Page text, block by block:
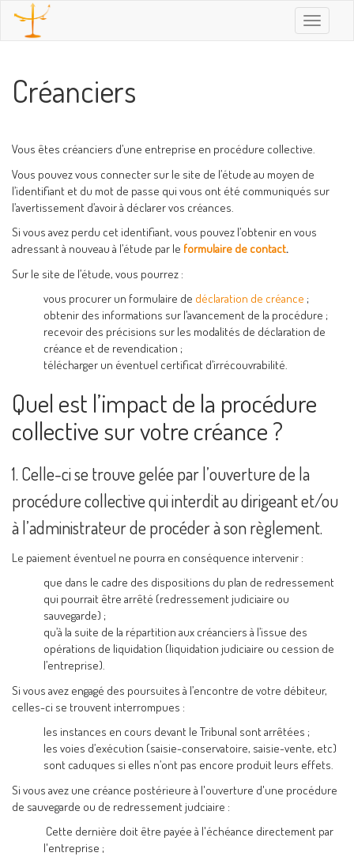
Toggle
Créanciers
Vous êtes créanciers d’une entreprise en procédure collective.
Vous pouvez vous connecter sur le site de l’étude au moyen de
l’identifiant et du mot de passe qui vous ont été communiqués sur
l’avertissement d’avoir à déclarer vos créances.
Si vous avez perdu cet identifiant, vous pouvez l’obtenir en vous
adressant à nouveau à l’étude par le formulaire de contact.
Sur le site de l’étude, vous pourrez :
vous procurer un formulaire de déclaration de créance ;
obtenir des informations sur l’avancement de la procédure ;
recevoir des précisions sur les modalités de déclaration de
créance et de revendication ;
télécharger un éventuel certificat d’irrécouvrabilité.
Quel est l’impact de la procédure
collective sur votre créance ?
1. Celle-ci se trouve gelée par l’ouverture de la
procédure collective qui interdit au dirigeant et/ou
à l’administrateur de procéder à son règlement.
Le paiement éventuel ne pourra en conséquence intervenir :
que dans le cadre des dispositions du plan de redressement
qui pourrait être arrêté (redressement judiciaire ou
sauvegarde) ;
qu’à la suite de la répartition aux créanciers à l’issue des
opérations de liquidation (liquidation judiciaire ou cession de
l’entreprise).
Si vous avez engagé des poursuites à l’encontre de votre débiteur,
celles-ci se trouvent interrompues :
les instances en cours devant le Tribunal sont arrêtées ;
les voies d’exécution (saisie-conservatoire, saisie-vente, etc)
sont caduques si elles n’ont pas encore produit leurs effets.
Si vous avez une créance postérieure à l'ouverture d'une procédure
de sauvegarde ou de redressement judciaire :
Cette dernière doit être payée à l'échéance directement par
l'entreprise ;